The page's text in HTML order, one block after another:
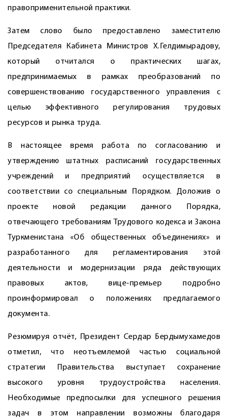
правоприменительной практики.
Затем слово было предоставлено замес­тителю
Председателя Кабинета Министров Х.Гелдимырадову,
который отчитался о практических шагах,
предпринимаемых в рамках преобразований по
совершенствованию государственного управления с
целью эффективного регулирования трудовых
ресурсов и рынка труда.
В настоящее время работа по согласованию и
утверждению штатных расписаний государственных
учреждений и предприятий осуществляется в
соответствии со специальным Порядком. Доложив о
проекте новой редакции данного Порядка,
отвечающего требованиям Трудового кодекса и Закона
Туркменистана «Об общественных объединениях» и
разработанного для регламентирования этой
деятельности и модернизации ряда действующих
правовых актов, вице-премьер подробно
проинформировал о положениях предлагаемого
документа.
Резюмируя отчёт, Президент Сердар Бердымухамедов
отметил, что неотъемлемой частью социальной
стратегии Правительства выступает сохранение
высокого уровня трудоустройства населения.
Необходимые предпосылки для успешного решения
задач в этом направлении возможны благодаря